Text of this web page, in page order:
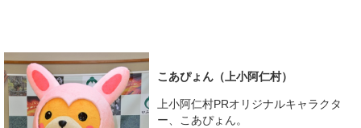
こあぴょん（上小阿仁村）
上小阿仁村PRオリジナルキャラクタ
ー、こあぴょん。